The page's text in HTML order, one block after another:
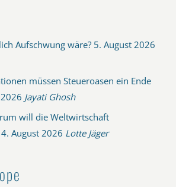
Aufschwung wäre? 5. August 2026
müssen Steueroasen ein Ende
Jayati Ghosh
will die Weltwirtschaft
4. August 2026 Lotte Jäger